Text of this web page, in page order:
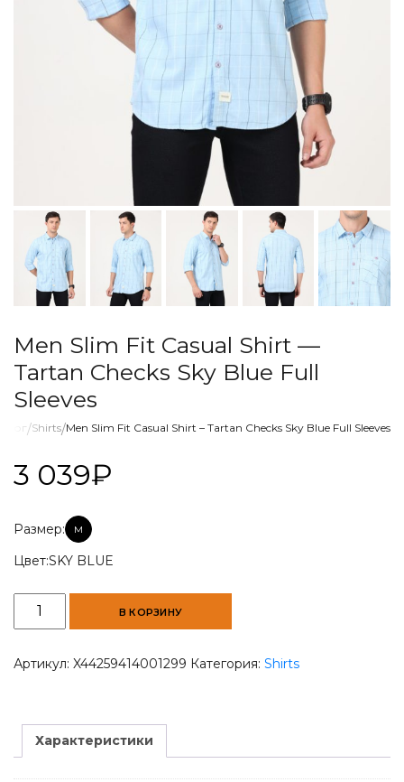
Men Slim Fit Casual Shirt —
Tartan Checks Sky Blue Full
Sleeves
/Shirts/Men Slim Fit Casual Shirt – Tartan Checks Sky Blue Full Sleeves
3 039₽
Размер: M
Цвет:SKY BLUE
Количество
товара
Slim
Tartan
В КОРЗИНУ
Артикул: X44259414001299 Категория: Shirts
Характеристики